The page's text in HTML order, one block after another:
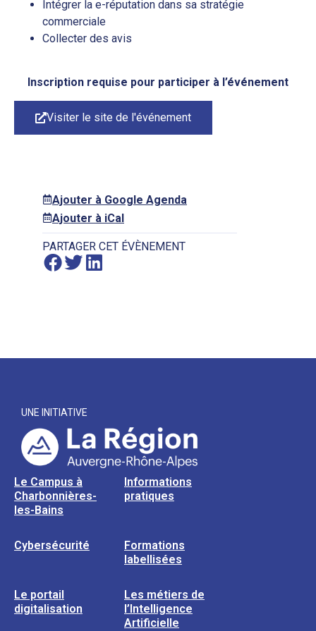
Intégrer la e-réputation dans sa stratégie
commerciale
Collecter des avis
Inscription requise pour participer à l’événement
Visiter le site de l'événement
Ajouter à Google Agenda
Ajouter à iCal
PARTAGER CET ÉVÈNEMENT
UNE INITIATIVE
Le Campus à
Charbonnières-
les-Bains
Informations
pratiques
Cybersécurité
Formations
labellisées
Le portail
digitalisation
Les métiers de
l’Intelligence
Artificielle